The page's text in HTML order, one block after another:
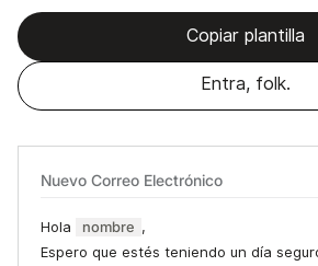
Nuevo Correo Electrónico
Hola nombre ,
Espero que estés teniendo un día
Copiar plantilla
Entra, folk.